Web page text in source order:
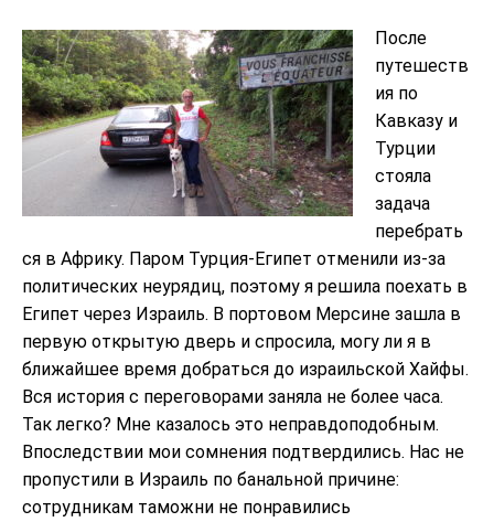
После
путешеств
ия по
Кавказу и
Турции
стояла
задача
перебрать
ся в Африку. Паром Турция-Египет отменили из-за
политических неурядиц, поэтому я решила поехать в
Египет через Израиль. В портовом Мерсине зашла в
первую открытую дверь и спросила, могу ли я в
ближайшее время добраться до израильской Хайфы.
Вся история с переговорами заняла не более часа.
Так легко? Мне казалось это неправдоподобным.
Впоследствии мои сомнения подтвердились. Нас не
пропустили в Израиль по банальной причине:
сотрудникам таможни не понравились